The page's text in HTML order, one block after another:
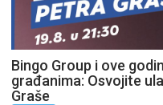
Bingo Group i ove
građanima: Osvojite
Graše